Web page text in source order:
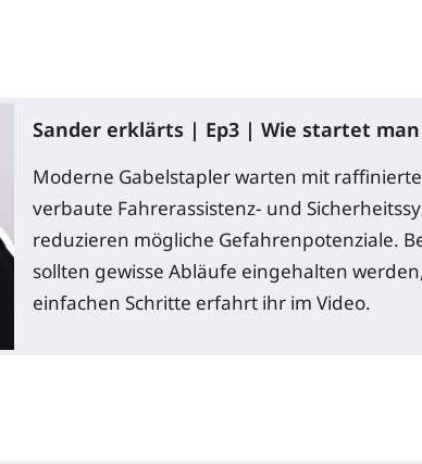
Sander erklärts | Ep3 | Wie startet
Moderne Gabelstapler warten mit
verbaute Fahrerassistenz- und
reduzieren mögliche Gefahrenpotenziale.
sollten gewisse Abläufe eingehalten
einfachen Schritte erfahrt ihr im Video.